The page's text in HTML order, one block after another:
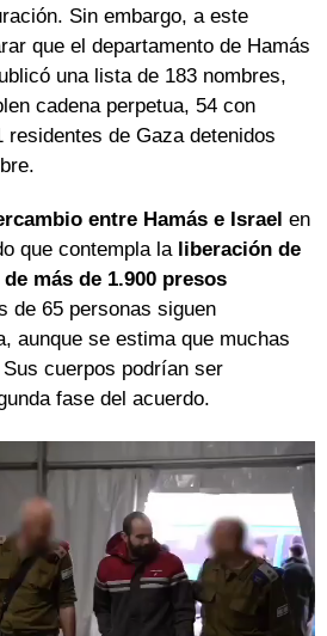
Sin embargo, a este
que el departamento de Hamás
una lista de 183 nombres,
cadena perpetua, 54 con
residentes de Gaza detenidos
entre Hamás e Israel en
que contempla la liberación de
más de 1.900 presos
de 65 personas siguen
aunque se estima que muchas
cuerpos podrían ser
fase del acuerdo.